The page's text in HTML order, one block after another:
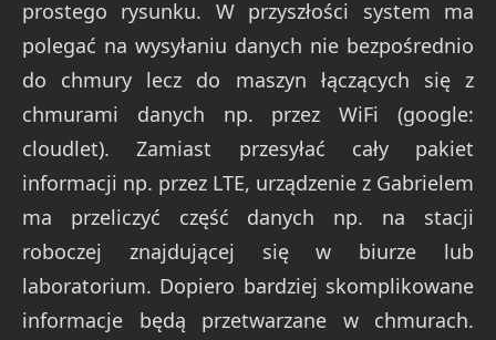
prostego rysunku. W przyszłości system ma
polegać na wysyłaniu danych nie bezpośrednio
do chmury lecz do maszyn łączących się z
chmurami danych np. przez WiFi (google:
cloudlet). Zamiast przesyłać cały pakiet
informacji np. przez LTE, urządzenie z Gabrielem
ma przeliczyć część danych np. na stacji
roboczej znajdującej się w biurze lub
laboratorium. Dopiero bardziej skomplikowane
informacje będą przetwarzane w chmurach.